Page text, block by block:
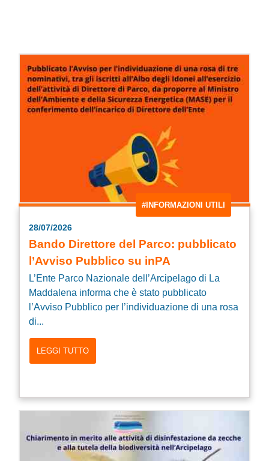
#INFORMAZIONI UTILI
28/07/2026
Bando Direttore del Parco: pubblicato
l’Avviso Pubblico su inPA
L’Ente Parco Nazionale dell’Arcipelago di La
Maddalena informa che è stato pubblicato
l’Avviso Pubblico per l’individuazione di una rosa
di...
LEGGI TUTTO